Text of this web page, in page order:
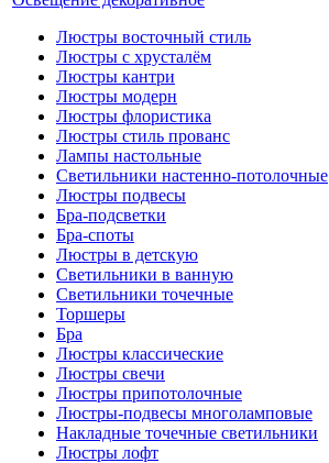
Люстры восточный стиль
Люстры с хрусталём
Люстры кантри
Люстры модерн
Люстры флористика
Люстры стиль прованс
Лампы настольные
Светильники настенно-потолочные
Люстры подвесы
Бра-подсветки
Бра-споты
Люстры в детскую
Светильники в ванную
Светильники точечные
Торшеры
Бра
Люстры классические
Люстры свечи
Люстры припотолочные
Люстры-подвесы многоламповые
Накладные точечные светильники
Люстры лофт